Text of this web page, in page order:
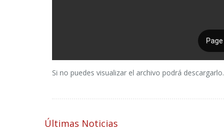
Si no puedes visualizar el archivo podrá descargarlo.
Últimas Noticias